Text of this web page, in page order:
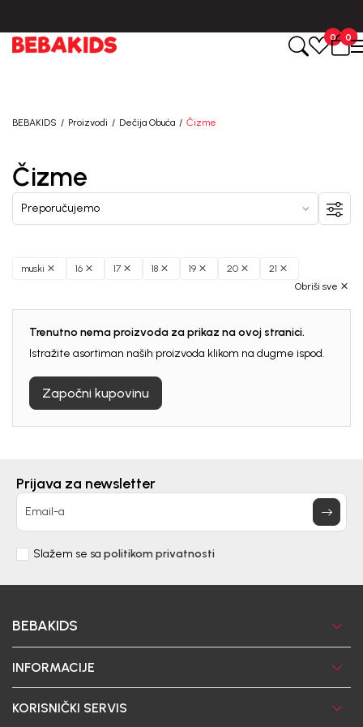
0
0
BEBAKIDS Proizvodi Dečija Obuća Čizme
Čizme
muski 16 17 18 19 20
21
Obriši sve
Trenutno nema proizvoda za prikaz na ovoj stranici.
Istražite asortiman naših proizvoda klikom na dugme ispod.
Započni kupovinu
Prijava za newsletter
Email-a
Slažem se sa politikom privatnosti
BEBAKIDS
INFORMACIJE
KORISNIČKI SERVIS